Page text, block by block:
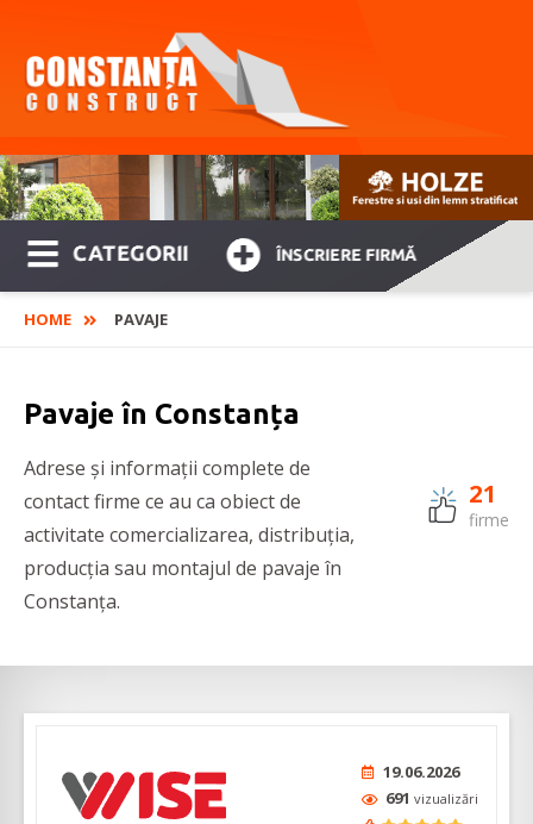
CATEGORII ÎNSCRIERE FIRMĂ
HOME PAVAJE
Pavaje în Constanța
Adrese și informații complete de
contact firme ce au ca obiect de
activitate comercializarea, distribuția,
producția sau montajul de pavaje în
Constanța.
21
firme
19.06.2026
691 vizualizări